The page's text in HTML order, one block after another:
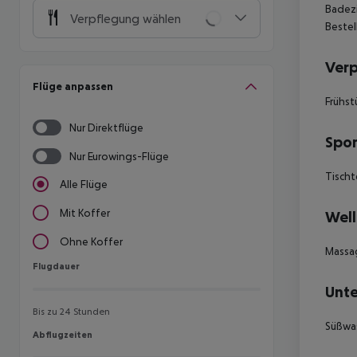
Verpflegung wählen
Flüge anpassen
Nur Direktflüge
Nur Eurowings-Flüge
Alle Flüge
Mit Koffer
Ohne Koffer
Flugdauer
Flugdauer
Bis zu 24 Stunden
Abflugzeiten
Abflugzeiten